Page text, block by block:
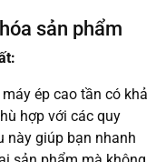
sản phẩm
máy ép cao tần có khả
hợp với các quy
này giúp bạn nhanh